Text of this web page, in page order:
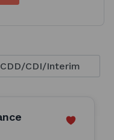
CDD/CDI/Interim